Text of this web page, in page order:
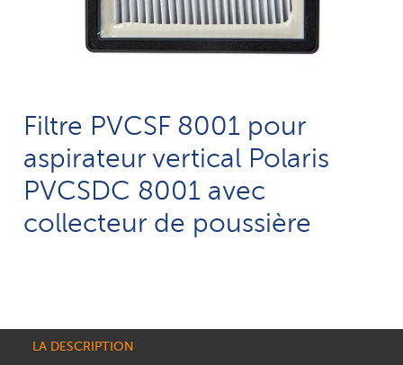
Filtre PVCSF 8001 pour
aspirateur vertical Polaris
PVCSDC 8001 avec
collecteur de poussière
LA DESCRIPTION